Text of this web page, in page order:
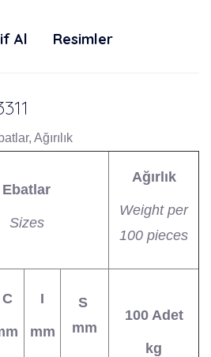
Al Resimler
Ağırılık
Ebatlar
Sizes
Ağırlık
Weight per
100 pieces
C I
mm
S
mm
100 Adet
kg